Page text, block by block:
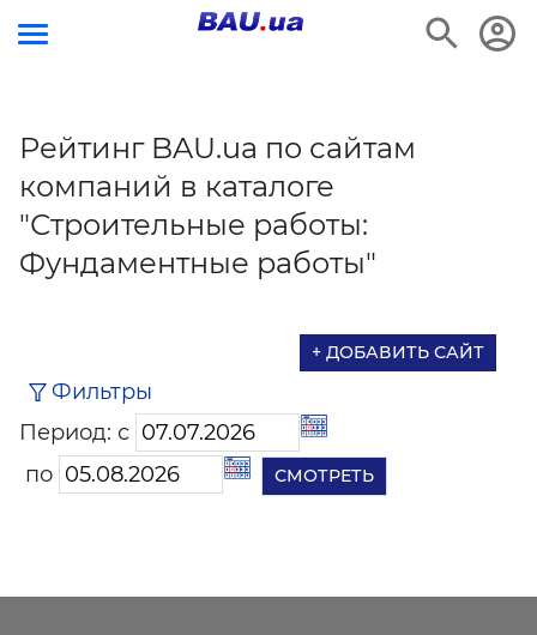
Рейтинг BAU.ua по сайтам
компаний в каталоге
"Строительные работы:
Фундаментные работы"
+ ДОБАВИТЬ САЙТ
Фильтры
Период: с
по